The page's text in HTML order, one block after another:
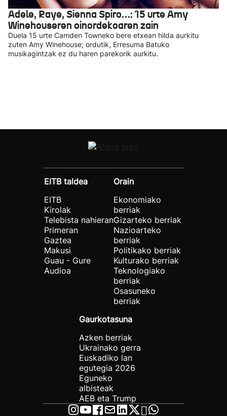
Adele, Raye, Sienna Spiro…: 15 urte Amy
Winehouseren oinordekoaren zain
Duela 15 urte Camden Towneko bere etxean hilda aurkitu
zuten Amy Winehouse; ordutik, Erresuma Batuko
musikagintzak ez du haren parekorik aurkitu.
EITB taldea
EITB
Kirolak
Telebista nahieran
Primeran
Gaztea
Makusi
Guau - Gure
Audioa
Orain
Ekonomiako
berriak
Gizarteko berriak
Nazioarteko
berriak
Politikako berriak
Kulturako berriak
Teknologiako
berriak
Osasuneko
berriak
Gaurkotasuna
Azken berriak
Ukrainako gerra
Euskadiko lan
egutegia 2026
Eguneko
albisteak
AEB eta Trump